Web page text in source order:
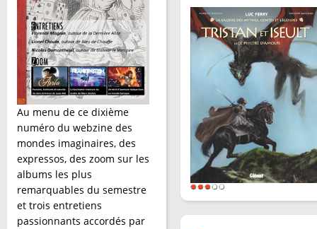
Au menu de ce dixième
numéro du webzine des
mondes imaginaires, des
expressos, des zoom sur les
albums les plus
remarquables du semestre
et trois entretiens
passionnants accordés par